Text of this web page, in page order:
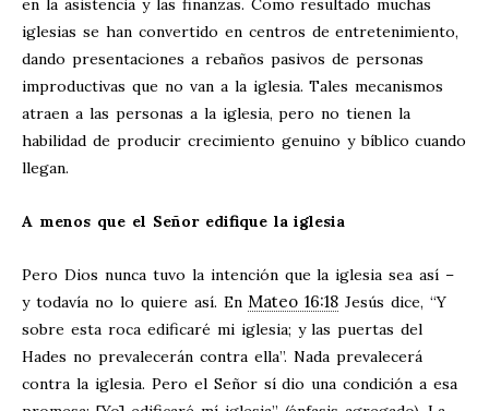
en la asistencia y las finanzas. Como resultado muchas
iglesias se han convertido en centros de entretenimiento,
dando presentaciones a rebaños pasivos de personas
improductivas que no van a la iglesia. Tales mecanismos
atraen a las personas a la iglesia, pero no tienen la
habilidad de producir crecimiento genuino y bíblico cuando
llegan.
A menos que el Señor edifique la iglesia
Pero Dios nunca tuvo la intención que la iglesia sea así –
y todavía no lo quiere así. En Mateo 16:18 Jesús dice, “Y
sobre esta roca edificaré mi iglesia; y las puertas del
Hades no prevalecerán contra ella”. Nada prevalecerá
contra la iglesia. Pero el Señor sí dio una condición a esa